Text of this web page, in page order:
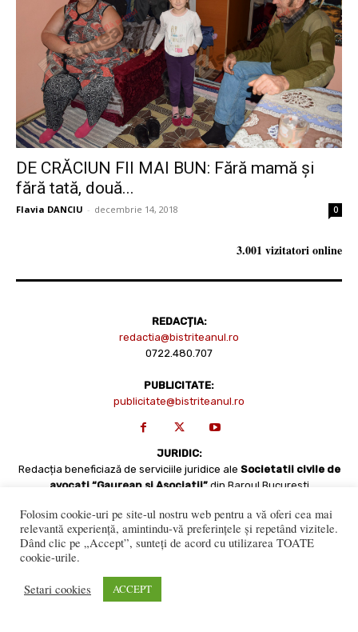
DE CRĂCIUN FII MAI BUN: Fără mamă și
fără tată, două...
Flavia DANCIU - decembrie 14, 2018 0
3.001 vizitatori online
REDACȚIA:
redactia@bistriteanul.ro
0722.480.707
PUBLICITATE:
publicitate@bistriteanul.ro
JURIDIC:
Redacția beneficiază de serviciile juridice ale Societatii civile de
avocati “Gaurean si Asociatii” din Baroul Bucuresti
Folosim cookie-uri pe site-ul nostru web pentru a vă oferi cea mai
relevantă experiență, amintindu-vă preferințele și repetând vizitele.
Dând clic pe „Accept”, sunteți de acord cu utilizarea TOATE
cookie-urile.
Setari cookies ACCEPT